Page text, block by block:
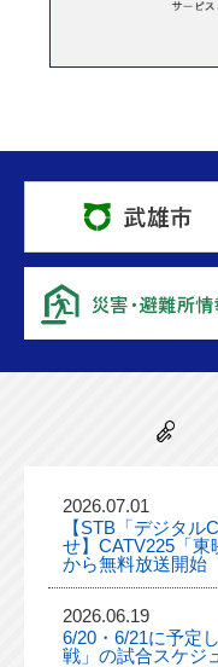
2026.07.01
【STB「デジタ
せ】CATV225「東
から無料放送開始
2026.06.19
6/20・6/21に予定
戦」の試合スケジ